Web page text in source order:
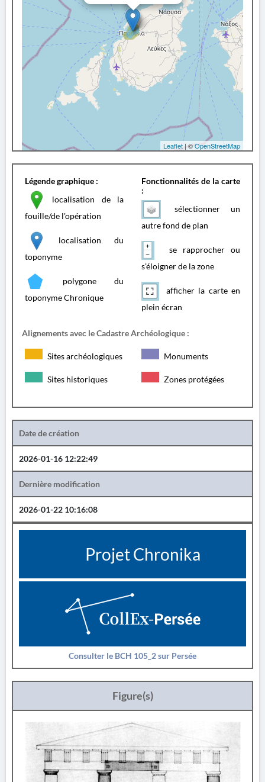
Leaflet| ©OpenStreetMap
Légende graphique :
localisation de la
fouille/de l'opération
localisation du
toponyme
polygone du
toponyme Chronique
Fonctionnalités de la carte
:
sélectionner un
autre fond de plan
se rapprocher ou
s'éloigner de la zone
afficher la carte en
plein écran
Alignements avec le Cadastre Archéologique :
Sites archéologiques Monuments
Sites historiques Zones protégées
Date de création
2026-01-16 12:22:49
Dernière modification
2026-01-22 10:16:08
Projet Chronika
Consulter le BCH 105_2 sur Persée
Figure(s)